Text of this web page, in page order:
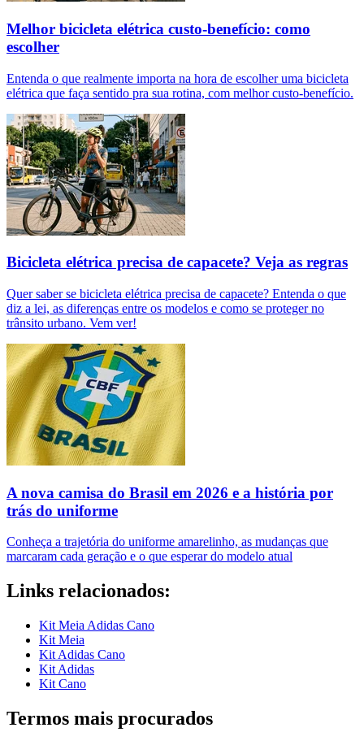
Melhor bicicleta elétrica custo-benefício: como
escolher
Entenda o que realmente importa na hora de escolher uma bicicleta
elétrica que faça sentido pra sua rotina, com melhor custo-benefício.
Bicicleta elétrica precisa de capacete? Veja as regras
Quer saber se bicicleta elétrica precisa de capacete? Entenda o que
diz a lei, as diferenças entre os modelos e como se proteger no
trânsito urbano. Vem ver!
A nova camisa do Brasil em 2026 e a história por
trás do uniforme
Conheça a trajetória do uniforme amarelinho, as mudanças que
marcaram cada geração e o que esperar do modelo atual
Links relacionados:
Kit Meia Adidas Cano
Kit Meia
Kit Adidas Cano
Kit Adidas
Kit Cano
Termos mais procurados